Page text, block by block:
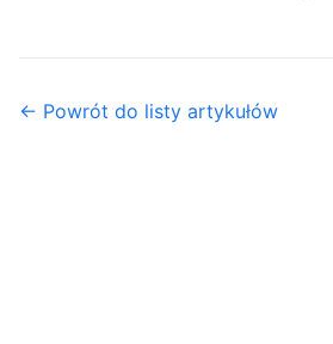
← Powrót do listy artykułów